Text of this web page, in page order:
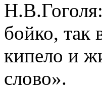
бойко, так
кипело и
слово».